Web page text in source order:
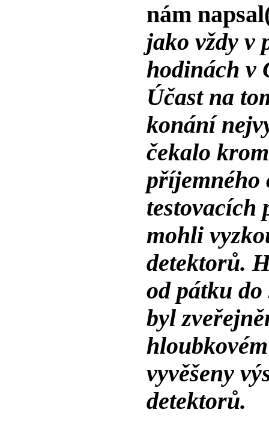
nám
jako vždy v
hodinách v
Účast na
konání
čekalo
příjemného
testovacích
mohli
detektorů.
od pátku
byl
vyvěšeny
detektorů.